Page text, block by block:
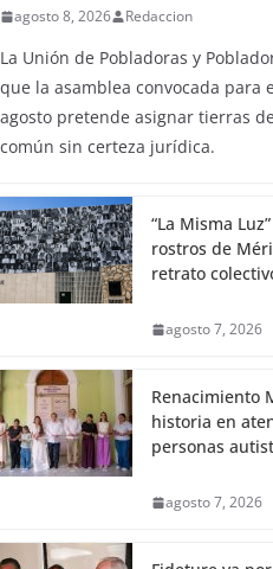
agosto 8, 2026 Redaccion
La Unión de Pobladoras y
que la asamblea convocada para
agosto pretende asignar tierras
común sin certeza jurídica.
“La Misma
rostros de
retrato
agosto 7, 2026
Renacimiento
historia en
personas
agosto 7, 2026